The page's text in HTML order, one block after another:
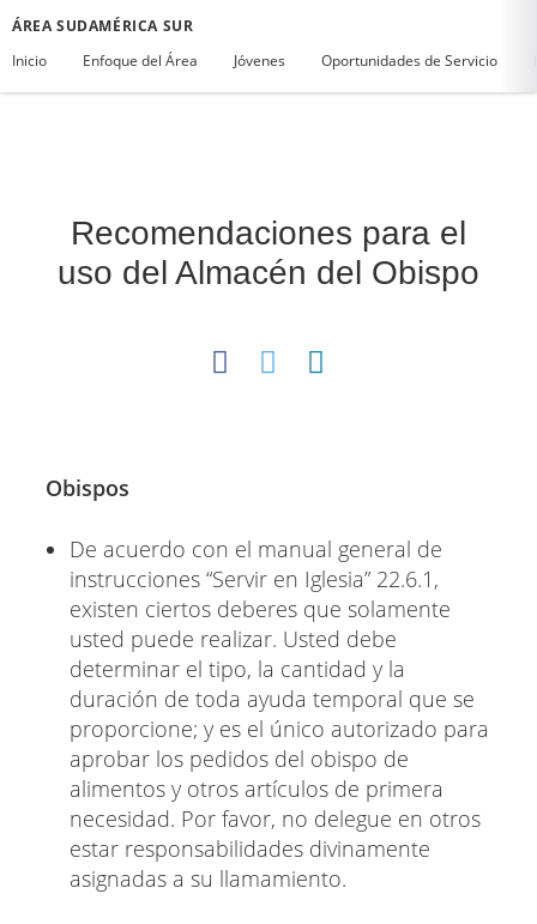
ÁREA SUDAMÉRICA SUR
Inicio
Enfoque del Área Jóvenes Oportunidades de Servicio
Recomendaciones para el
uso del Almacén del Obispo
Obispos
De acuerdo con el manual general de
instrucciones “Servir en Iglesia” 22.6.1,
existen ciertos deberes que solamente
usted puede realizar. Usted debe
determinar el tipo, la cantidad y la
duración de toda ayuda temporal que se
proporcione; y es el único autorizado para
aprobar los pedidos del obispo de
alimentos y otros artículos de primera
necesidad. Por favor, no delegue en otros
estar responsabilidades divinamente
asignadas a su llamamiento.